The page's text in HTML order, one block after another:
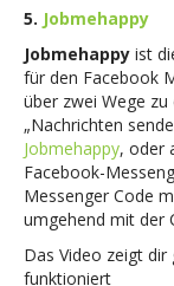
5. Jobmehappy
Jobmehappy ist
für den Facebook
über zwei Wege
„Nachrichten
Jobmehappy, oder
Facebook-
Messenger Code
umgehend mit der
Das Video zeigt
funktioniert